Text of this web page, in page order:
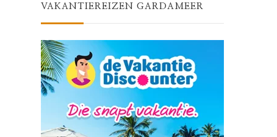
VAKANTIEREIZEN GARDAMEER